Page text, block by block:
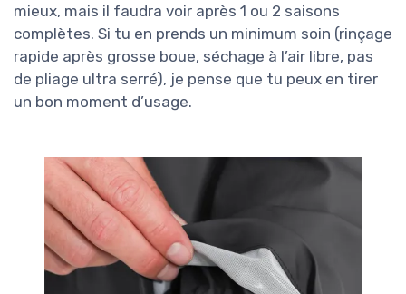
mieux, mais il faudra voir après 1 ou 2 saisons
complètes. Si tu en prends un minimum soin (rinçage
rapide après grosse boue, séchage à l’air libre, pas
de pliage ultra serré), je pense que tu peux en tirer
un bon moment d’usage.